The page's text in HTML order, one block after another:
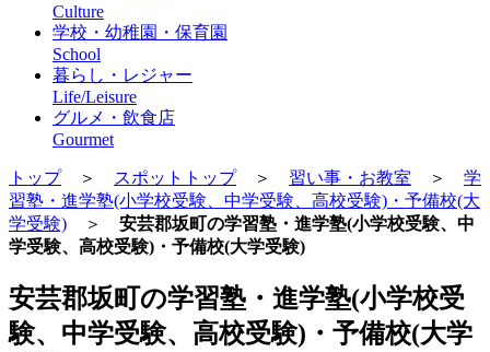
Culture
学校・幼稚園・保育園
School
暮らし・レジャー
Life/Leisure
グルメ・飲食店
Gourmet
トップ＞ スポットトップ＞ 習い事・お教室 ＞ 学
習塾・進学塾(小学校受験、中学受験、高校受験)・予備校(大
学受験) ＞ 安芸郡坂町の学習塾・進学塾(小学校受験、中
学受験、高校受験)・予備校(大学受験)
安芸郡坂町の学習塾・進学塾(小学校受
験、中学受験、高校受験)・予備校(大学